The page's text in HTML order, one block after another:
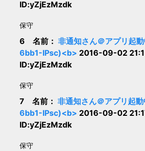
ID:yZjEzMzdk
保守
6 名前： 非通知さん＠アプリ起
6bb1-IPsc)<b> 2016-09-02
ID:yZjEzMzdk
保守
7 名前： 非通知さん＠アプリ起
6bb1-IPsc)<b> 2016-09-02
ID:yZjEzMzdk
保守